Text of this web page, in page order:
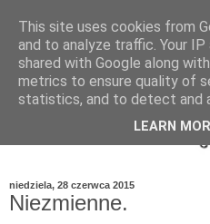
niedziela, 28 czerwca 2015
Niezmienne.
This site uses cookies from
and to analyze traffic. Your
shared with Google along
metrics to ensure quality of
statistics, and to detect and
LEARN